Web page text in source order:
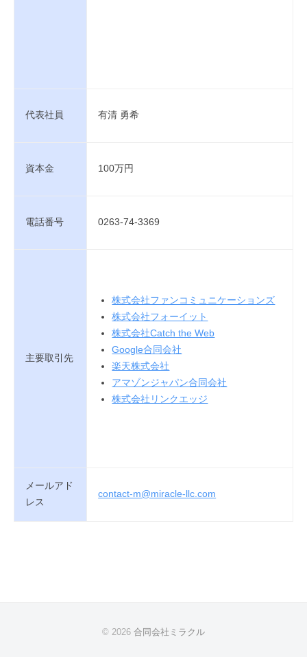
代表社員 有清 勇希
資本金 100万円
電話番号 0263-74-3369
主要取引先
株式会社ファンコミュニケーションズ
株式会社フォーイット
株式会社Catch the Web
Google合同会社
楽天株式会社
アマゾンジャパン合同会社
株式会社リンクエッジ
メールアド
レス
contact-m@miracle-llc.com
© 2026 合同会社ミラクル